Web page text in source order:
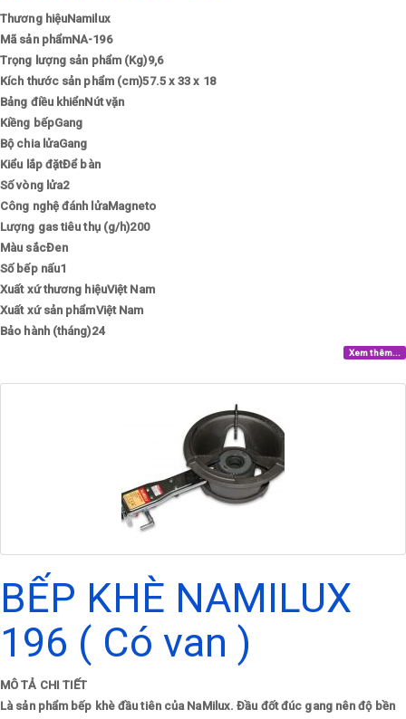
Thương hiệuNamilux
Mã sản phẩmNA-196
Trọng lượng sản phẩm (Kg)9,6
Kích thước sản phẩm (cm)57.5 x 33 x 18
Bảng điều khiểnNút vặn
Kiềng bếpGang
Bộ chia lửaGang
Kiểu lắp đặtĐể bàn
Số vòng lửa2
Công nghệ đánh lửaMagneto
Lượng gas tiêu thụ (g/h)200
Màu sắcĐen
Số bếp nấu1
Xuất xứ thương hiệuViệt Nam
Xuất xứ sản phẩmViệt Nam
Bảo hành (tháng)24
Xem thêm...
BẾP KHÈ NAMILUX
196 ( Có van )
MÔ TẢ CHI TIẾT
Là sản phẩm bếp khè đầu tiên của NaMilux. Đầu đốt đúc gang nên độ bền